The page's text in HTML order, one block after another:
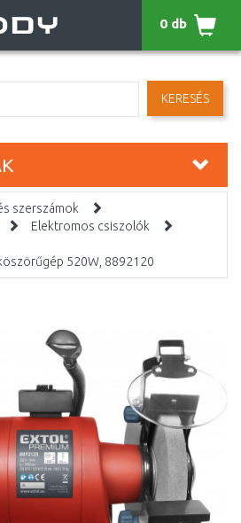
KERESÉS
0 db
szerszámok
Elektromos csiszolók
520W, 8892120